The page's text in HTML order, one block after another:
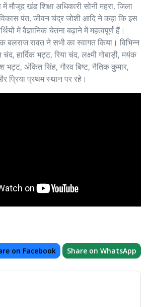
मौजूद खंड शिक्षा अधिकारी सोनी महरा, जिला
पंत, जीवन चंद्र जोशी आदि ने कहा कि इस
में वैज्ञानिक चेतना बढ़ाने में महत्वपूर्ण हैं।
बलराज रावत ने सभी का स्वागत किया। विभिन्न
हार्दिक भट्ट, रिया चंद, लक्ष्मी गोबाड़ी, मयंक
भट्ट, अंकित सिंह, गौरव बिष्ट, नैतिक कुमार,
प्रिया प्रथम स्थान पर रहे।
on Facebook Share on WhatsApp